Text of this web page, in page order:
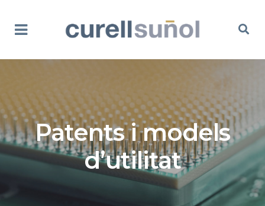
Patents i models
d’utilitat